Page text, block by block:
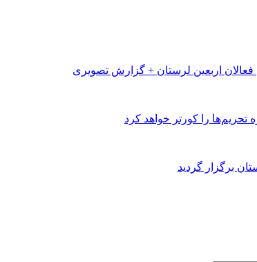
فعالان اربعین لرستان + گزارش تصویری
تحریم‌ها را کورتر خواهد کرد
برگزار گردید